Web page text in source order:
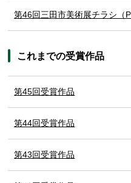
第46回三田市美術展チラシ（
これまでの受賞作品
第45回受賞作品
第44回受賞作品
第43回受賞作品